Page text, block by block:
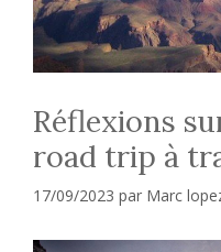
Réflexions
road trip à
17/09/2023 par Marc